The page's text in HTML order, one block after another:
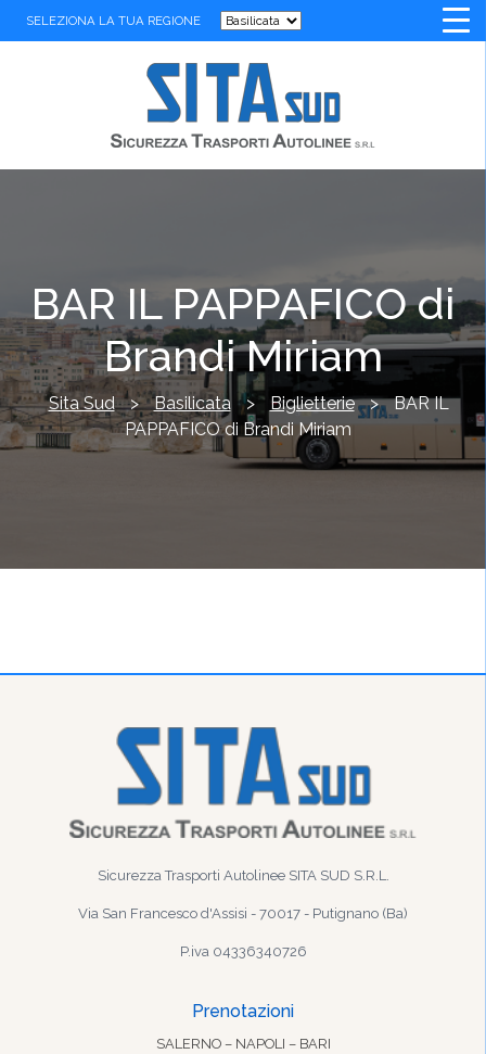
SELEZIONA LA TUA REGIONE
BAR IL PAPPAFICO di
Brandi Miriam
Sita Sud > Basilicata > Biglietterie > BAR IL
PAPPAFICO di Brandi Miriam
Sicurezza Trasporti Autolinee SITA SUD S.R.L.
Via San Francesco d'Assisi - 70017 - Putignano (Ba)
P.iva 04336340726
Prenotazioni
SALERNO – NAPOLI – BARI